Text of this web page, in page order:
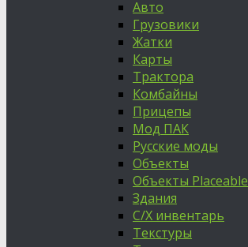
Авто
Грузовики
Жатки
Карты
Трактора
Комбайны
Прицепы
Мод ПАК
Русские моды
Объекты
Объекты Placeable
Здания
С/Х инвентарь
Текстуры